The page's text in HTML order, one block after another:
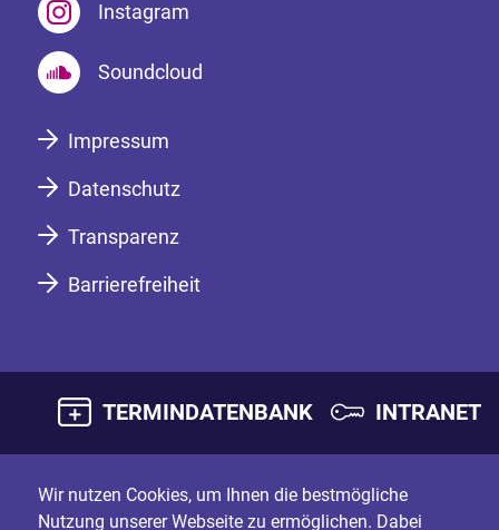
Instagram
Soundcloud
Impressum
Datenschutz
Transparenz
Barrierefreiheit
TERMINDATENBANK INTRANET
Wir nutzen Cookies, um Ihnen die bestmögliche
Nutzung unserer Webseite zu ermöglichen. Dabei